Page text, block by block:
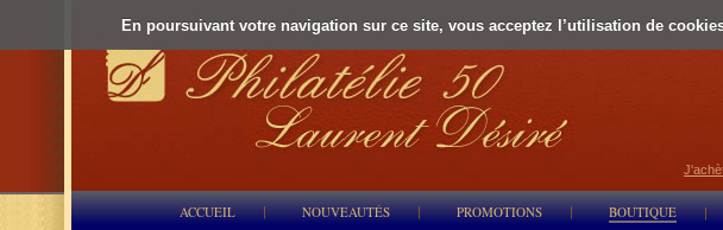
En poursuivant votre navigation sur ce site, vous acceptez l’utilisation de
ACCUEIL NOUVEAUTÉS PROMOTIONS BOUTIQUE